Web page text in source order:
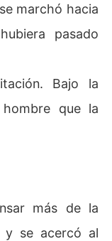
marchó hacia
pasado
Bajo la
que la
más de la
y se acercó al